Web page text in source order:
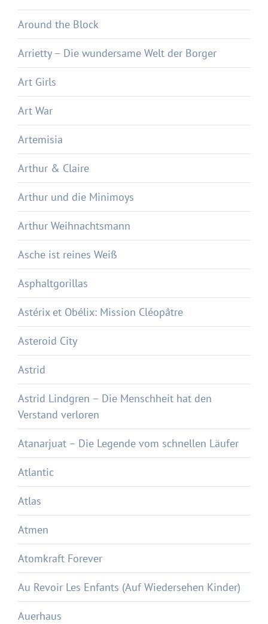
Around the Block
Arrietty – Die wundersame Welt der Borger
Art Girls
Art War
Artemisia
Arthur & Claire
Arthur und die Minimoys
Arthur Weihnachtsmann
Asche ist reines Weiß
Asphaltgorillas
Astérix et Obélix: Mission Cléopâtre
Asteroid City
Astrid
Astrid Lindgren – Die Menschheit hat den
Verstand verloren
Atanarjuat – Die Legende vom schnellen Läufer
Atlantic
Atlas
Atmen
Atomkraft Forever
Au Revoir Les Enfants (Auf Wiedersehen Kinder)
Auerhaus